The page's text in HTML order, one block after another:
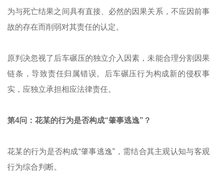
为与死亡结果之间具有直接、必然的因果关系，不应因前事
故的存在而削弱对其责任的认定。
原判决忽视了后车碾压的独立介入因素，未能合理分割因果
链条，导致责任归属错误。后车碾压行为构成新的侵权事
实，应独立承担相应法律责任。
第4问：花某的行为是否构成“肇事逃逸”？
花某的行为是否构成“肇事逃逸”，需结合其主观认知与客观
行为综合判断。